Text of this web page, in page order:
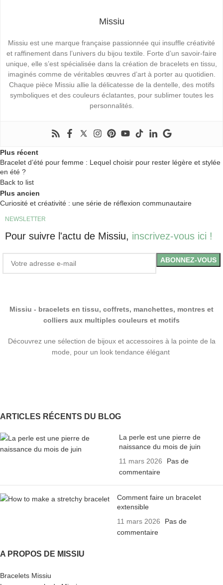
Missiu
Missiu est une marque française passionnée qui insuffle créativité
et raffinement dans l’univers du bijou textile. Forte d’un savoir-faire
unique, elle s’est spécialisée dans la création de bracelets en tissu,
imaginés comme de véritables œuvres d’art à porter au quotidien.
Chaque pièce Missiu allie la délicatesse de la dentelle, des motifs
symboliques et des couleurs éclatantes, pour sublimer toutes les
personnalités.
Plus récent
Bracelet d’été pour femme : Lequel choisir pour rester légère et stylée
en été ?
Back to list
Plus ancien
Curiosité et créativité : une série de réflexion communautaire
NEWSLETTER
Pour suivre l'actu de Missiu, inscrivez-vous ici !
Missiu - bracelets en tissu, coffrets, manchettes, montres et
colliers aux multiples couleurs et motifs
Découvrez une sélection de bijoux et accessoires à la pointe de la
mode, pour un look tendance élégant
ARTICLES RÉCENTS DU BLOG
La perle est une pierre de
naissance du mois de juin
11 mars 2026
Pas de
commentaire
Comment faire un bracelet
extensible
11 mars 2026
Pas de
commentaire
A PROPOS DE MISSIU
Bracelets Missiu